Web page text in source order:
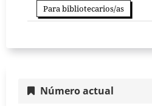
Para bibliotecarios/as
Número actual